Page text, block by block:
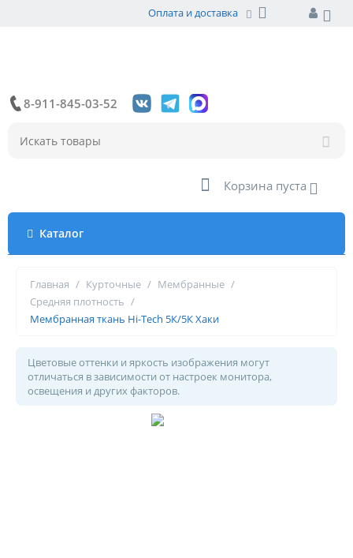
Оплата и доставка
8-911-845-03-52
Корзина пуста
Каталог
Главная / Курточные / Мембранные /
Средняя плотность /
Мембранная ткань Hi-Tech 5К/5К Хаки
Цветовые оттенки и яркость изображения могут
отличаться в зависимости от настроек монитора,
освещения и других факторов.